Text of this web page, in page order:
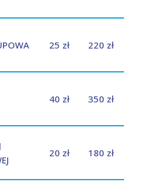
25 zł 220 zł
40 zł 350 zł
20 zł 180 zł